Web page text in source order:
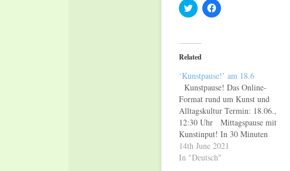
Click
to
(Opens
in
new
Click
to
Related
‘Kunstpause!’ am 18.6
Kunstpause! Das Online-
Format rund um Kunst und
Alltagskultur Termin: 18.06.,
12:30 Uhr Mittagspause mit
Kunstinput! In 30 Minuten
betrachtet man ein Kunstwerk
näher und kommt
14th June 2021
In "Deutsch"